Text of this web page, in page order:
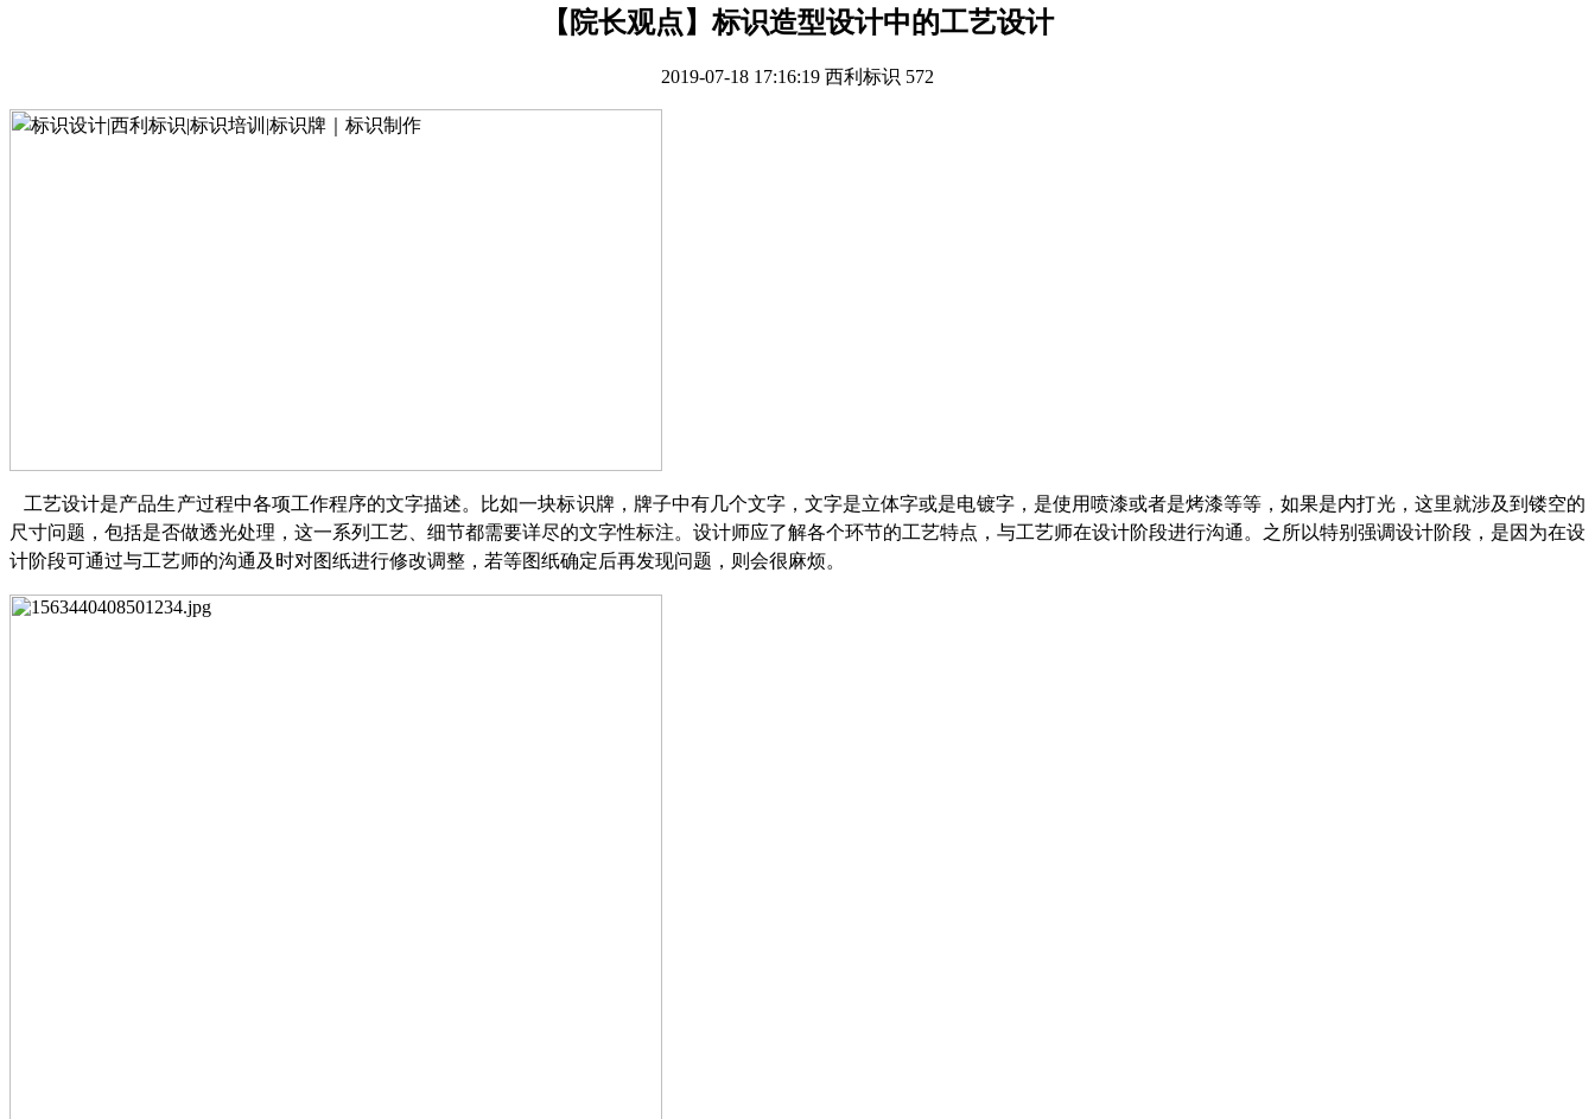
【院长观点】标识造型设计中的工艺设计
2019-07-18 17:16:19 西利标识 572
工艺设计是产品生产过程中各项工作程序的文字描述。比如一块标识牌，牌子中有几个文字，文字是立体字或是电镀字，是使用喷漆或者是烤漆等等，如果是内打光，这里就涉及到镂空的
尺寸问题，包括是否做透光处理，这一系列工艺、细节都需要详尽的文字性标注。设计师应了解各个环节的工艺特点，与工艺师在设计阶段进行沟通。之所以特别强调设计阶段，是因为在设
计阶段可通过与工艺师的沟通及时对图纸进行修改调整，若等图纸确定后再发现问题，则会很麻烦。